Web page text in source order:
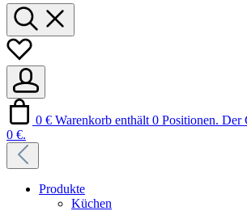
0 € Warenkorb enthält 0 Positionen. Der
0 €.
Produkte
Küchen